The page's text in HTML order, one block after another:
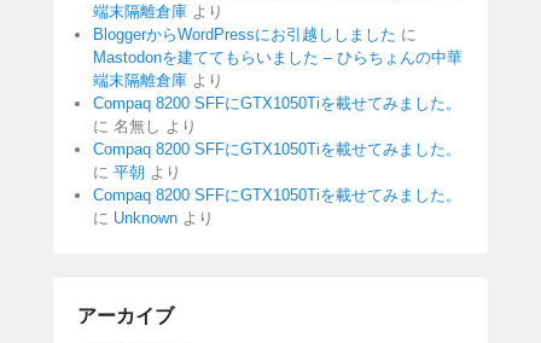
端末隔離倉庫 より
BloggerからWordPressにお引越ししました に
Mastodonを建ててもらいました – ひらちょんの中華
端末隔離倉庫 より
Compaq 8200 SFFにGTX1050Tiを載せてみました。
に 名無し より
Compaq 8200 SFFにGTX1050Tiを載せてみました。
に 平朝 より
Compaq 8200 SFFにGTX1050Tiを載せてみました。
に Unknown より
アーカイブ